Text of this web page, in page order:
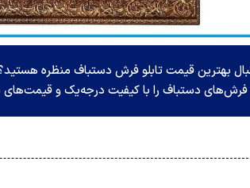
بهترین قیمت تابلو فرش دستباف منظره
فرش‌های دستباف را با کیفیت درجه‌یک و